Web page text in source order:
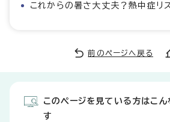
これからの暑さ大丈夫？熱中症リ
前のページへ戻る
このページを見ている方はこん
す